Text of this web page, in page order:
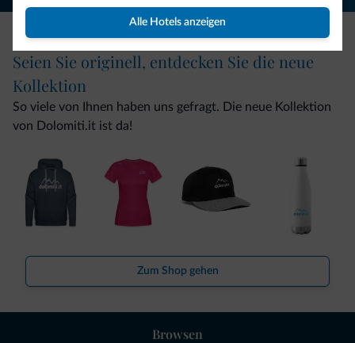
Alle Hotels anzeigen
Seien Sie originell, entdecken Sie die neue
Kollektion
So viele von Ihnen haben uns gefragt. Die neue Kollektion
von Dolomiti.it ist da!
Zum Shop gehen
Browsen